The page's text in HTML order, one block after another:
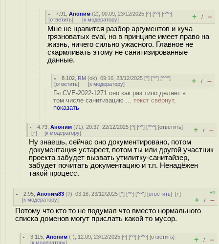
7.91 ,Аноним (2), 00:09, 23/12/2025 [^] [^^] [^^^]
[ответить] [к модератору] + / –
Мне не нравится разбор аргументов и куча
грязноватых eval, но в принципе имеет право на
жизнь, ничего сильно ужасного. Главное не
скармливать этому не санитизированные
данные.
8.102 RM (ok), 09:16, 23/12/2025 [^] [^^] [^^^]
[ответить] [к модератору] + / –
Гы CVE-2022-1271 оно как раз типо делает в
том числе санитизацию ... текст свёрнут,
показать
4.73 ,Аноним (71), 20:37, 22/12/2025 [^] [^^] [^^^] [ответить]
[↑] [к модератору] + / –
Ну знаешь, сейчас оно документировано, потом
документация устареет, потом ты или другой участник
проекта забудет вызвать утилитку-санитайзер,
забудет почитать документацию и т.п. Ненадёжен
такой процесс.
2.95 ,Аноним83 (?), 03:18, 23/12/2025 [^] [^^] [^^^] [ответить][↑]
[к модератору]
+1
+ / –
Потому что кто то не подумал что вместо нормального
списка доменов могут прислать какой то мусор.
3.115 ,Аноним (-), 12:09, 23/12/2025 [^] [^^] [^^^] [ответить]
[к модератору] + / –